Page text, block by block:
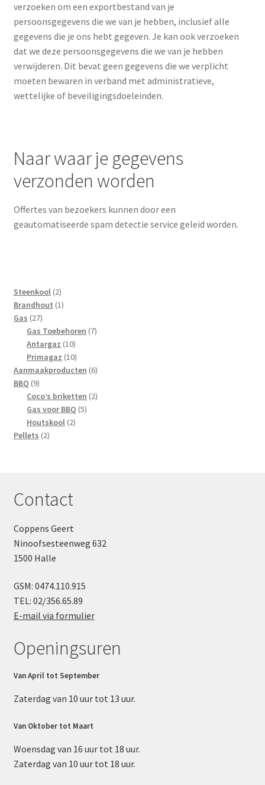
verzoeken om een exportbestand van je
persoonsgegevens die we van je hebben, inclusief alle
gegevens die je ons hebt gegeven. Je kan ook verzoeken
dat we deze persoonsgegevens die we van je hebben
verwijderen. Dit bevat geen gegevens die we verplicht
moeten bewaren in verband met administratieve,
wettelijke of beveiligingsdoeleinden.
Naar waar je gegevens
verzonden worden
Offertes van bezoekers kunnen door een
geautomatiseerde spam detectie service geleid worden.
Steenkool 22
producten
Brandhout 11
Gas 2727
producten
Gas Toebehoren 77
Antargaz 1010
producten
Primagaz 1010
producten
Aanmaakproducten 66
BBQ 99
producten
Coco’s briketten 22
Gas voor BBQ 55
Houtskool 22
Pellets 22
Contact
Coppens Geert
Ninoofsesteenweg 632
1500 Halle
GSM: 0474.110.915
TEL: 02/356.65.89
E-mail via formulier
Openingsuren
Van April tot September
Zaterdag van 10 uur tot 13 uur.
Van Oktober tot Maart
Woensdag van 16 uur tot 18 uur.
Zaterdag van 10 uur tot 18 uur.